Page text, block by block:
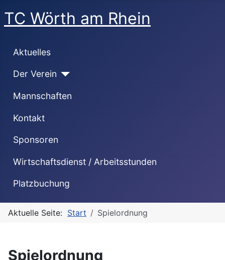
TC Wörth am Rhein
Aktuelles
Der Verein
Mannschaften
Kontakt
Sponsoren
Wirtschaftsdienst / Arbeitsstunden
Platzbuchung
Aktuelle Seite: Start Spielordnung
Spielordnung